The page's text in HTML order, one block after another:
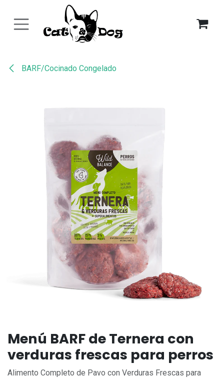
BARF/Cocinado Congelado
Menú BARF de Ternera con
verduras frescas para perros
Alimento Completo de Pavo con Verduras Frescas para